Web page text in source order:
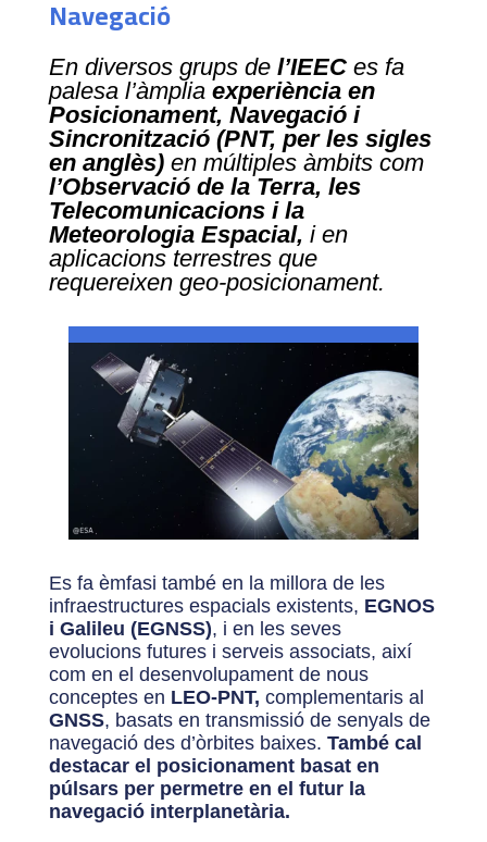
Navegació
En diversos grups de l’IEECes fa
palesa l’àmpliaexperiència en
Posicionament, Navegació i
Sincronització (PNT, per les sigles
en anglès)en múltiples àmbits com
l’Observació de la Terra, les
Telecomunicacions i la
Meteorologia Espacial, i en
aplicacions terrestres que
requereixen geo-posicionament.
Es fa èmfasi també en la millora de les
infraestructures espacials existents, EGNOS
i Galileu (EGNSS), i en les seves
evolucions futures i serveis associats, així
com en el desenvolupament de nous
conceptes en LEO-PNT, complementaris al
GNSS, basats en transmissió de senyals de
navegació des d’òrbites baixes. També cal
destacar el posicionament basat en
púlsars per permetre en el futur la
navegació interplanetària.